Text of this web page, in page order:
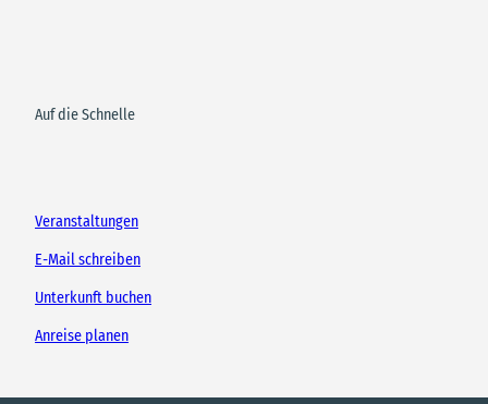
Auf die Schnelle
Veranstaltungen
E-Mail schreiben
Unterkunft buchen
Anreise planen